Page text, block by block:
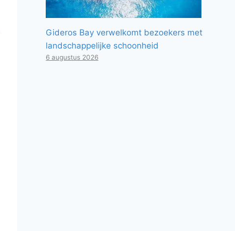
Gideros Bay verwelkomt bezoekers met
landschappelijke schoonheid
6 augustus 2026